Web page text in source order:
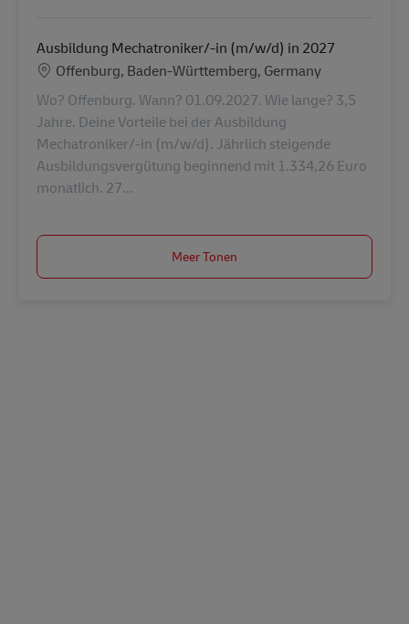
Ausbildung Mechatroniker/-in (m/w/d) in 2027
Locatie
Offenburg, Baden-Württemberg, Germany
Wo? Offenburg. Wann? 01.09.2027. Wie lange? 3,5
Jahre. Deine Vorteile bei der Ausbildung
Mechatroniker/-in (m/w/d). Jährlich steigende
Ausbildungsvergütung beginnend mit 1.334,26 Euro
monatlich. 27...
Meer Tonen